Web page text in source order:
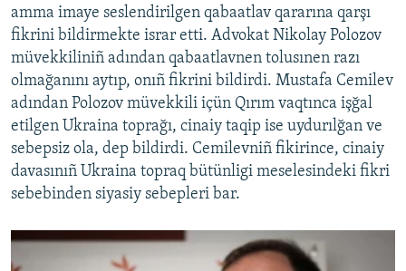
amma imaye seslendirilgen qabaatlav qararına qarşı
fikrini bildirmekte israr etti. Advokat Nikolay Polozov
müvekkiliniñ adından qabaatlavnen tolusınen razı
olmağanını aytıp, onıñ fikrini bildirdi. Mustafa Cemilev
adından Polozov müvekkili içün Qırım vaqtınca işğal
etilgen Ukraina toprağı, cinaiy taqip ise uydurılğan ve
sebepsiz ola, dep bildirdi. Cemilevniñ fikirince, cinaiy
davasınıñ Ukraina topraq bütünligi meselesindeki fikri
sebebinden siyasiy sebepleri bar.